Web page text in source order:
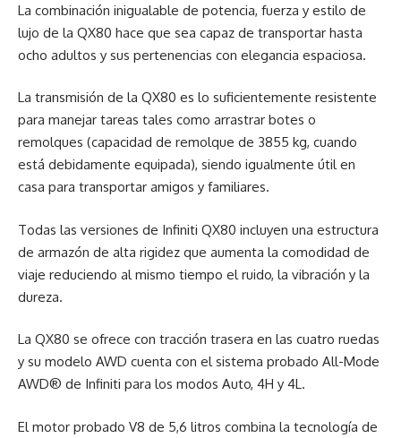
La combinación inigualable de potencia, fuerza y estilo de
lujo de la QX80 hace que sea capaz de transportar hasta
ocho adultos y sus pertenencias con elegancia espaciosa.
La transmisión de la QX80 es lo suficientemente resistente
para manejar tareas tales como arrastrar botes o
remolques (capacidad de remolque de 3855 kg, cuando
está debidamente equipada), siendo igualmente útil en
casa para transportar amigos y familiares.
Todas las versiones de Infiniti QX80 incluyen una estructura
de armazón de alta rigidez que aumenta la comodidad de
viaje reduciendo al mismo tiempo el ruido, la vibración y la
dureza.
La QX80 se ofrece con tracción trasera en las cuatro ruedas
y su modelo AWD cuenta con el sistema probado All-Mode
AWD® de Infiniti para los modos Auto, 4H y 4L.
El motor probado V8 de 5,6 litros combina la tecnología de